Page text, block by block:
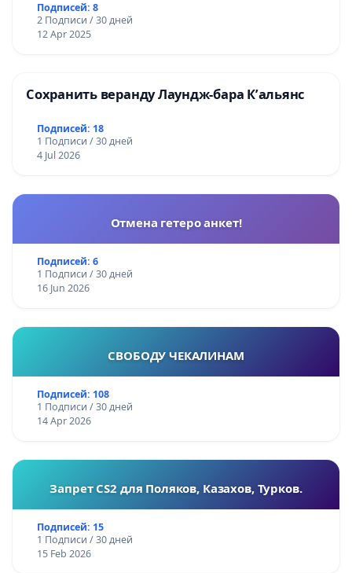
Подписей: 8
2 Подписи / 30 дней
12 Apr 2025
Сохранить веранду Лаундж-бара К’альянс
Подписей: 18
1 Подписи / 30 дней
4 Jul 2026
Отмена гетеро анкет!
Подписей: 6
1 Подписи / 30 дней
16 Jun 2026
СВОБОДУ ЧЕКАЛИНАМ
Подписей: 108
1 Подписи / 30 дней
14 Apr 2026
Запрет CS2 для Поляков, Казахов, Турков.
Подписей: 15
1 Подписи / 30 дней
15 Feb 2026